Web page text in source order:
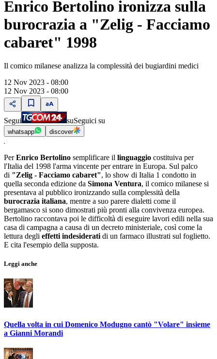
Enrico Bertolino ironizza sulla
burocrazia a "Zelig - Facciamo
cabaret" 1998
Il comico milanese analizza la complessità dei bugiardini medici
12 Nov 2023 - 08:00
12 Nov 2023 - 08:00
Segui suSeguici su
whatsapp discover
PerEnrico Bertolino semplificare il linguaggio costituiva per
l'Italia del 1998 l'arma vincente per entrare in Europa. Sul palco
di "Zelig - Facciamo cabaret", lo show di Italia 1 condotto in
quella seconda edizione da Simona Ventura, il comico milanese si
presentava al pubblico ironizzando sulla complessità della
burocrazia italiana, mentre a suo parere dialetti come il
bergamasco si sono dimostrati più pronti alla convivenza europea.
Bertolino raccontava poi le difficoltà di eseguire lavori edili nella sua
casa di campagna a causa di un decreto ministeriale, così come la
lettura degli effetti indesiderati di un farmaco illustrati sul foglietto.
E cita l'esempio della supposta.
Leggi anche
Quella volta in cui Domenico Modugno cantò "Volare" insieme
a Gianni Morandi